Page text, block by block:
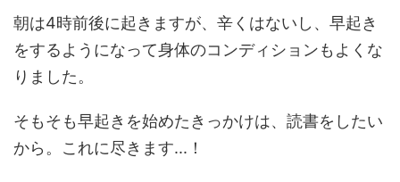
朝は4時前後に起きますが、辛くはないし、早起き
をするようになって身体のコンディションもよくな
りました。
そもそも早起きを始めたきっかけは、読書をしたい
から。これに尽きます...！